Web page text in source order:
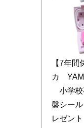
【7年
カ　
小学校
盤シー
レゼント